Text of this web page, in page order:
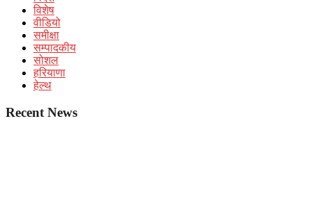
विशेष
वीडियो
समीक्षा
सम्पादकीय
सोशल
हरियाणा
हेल्थ
Recent News